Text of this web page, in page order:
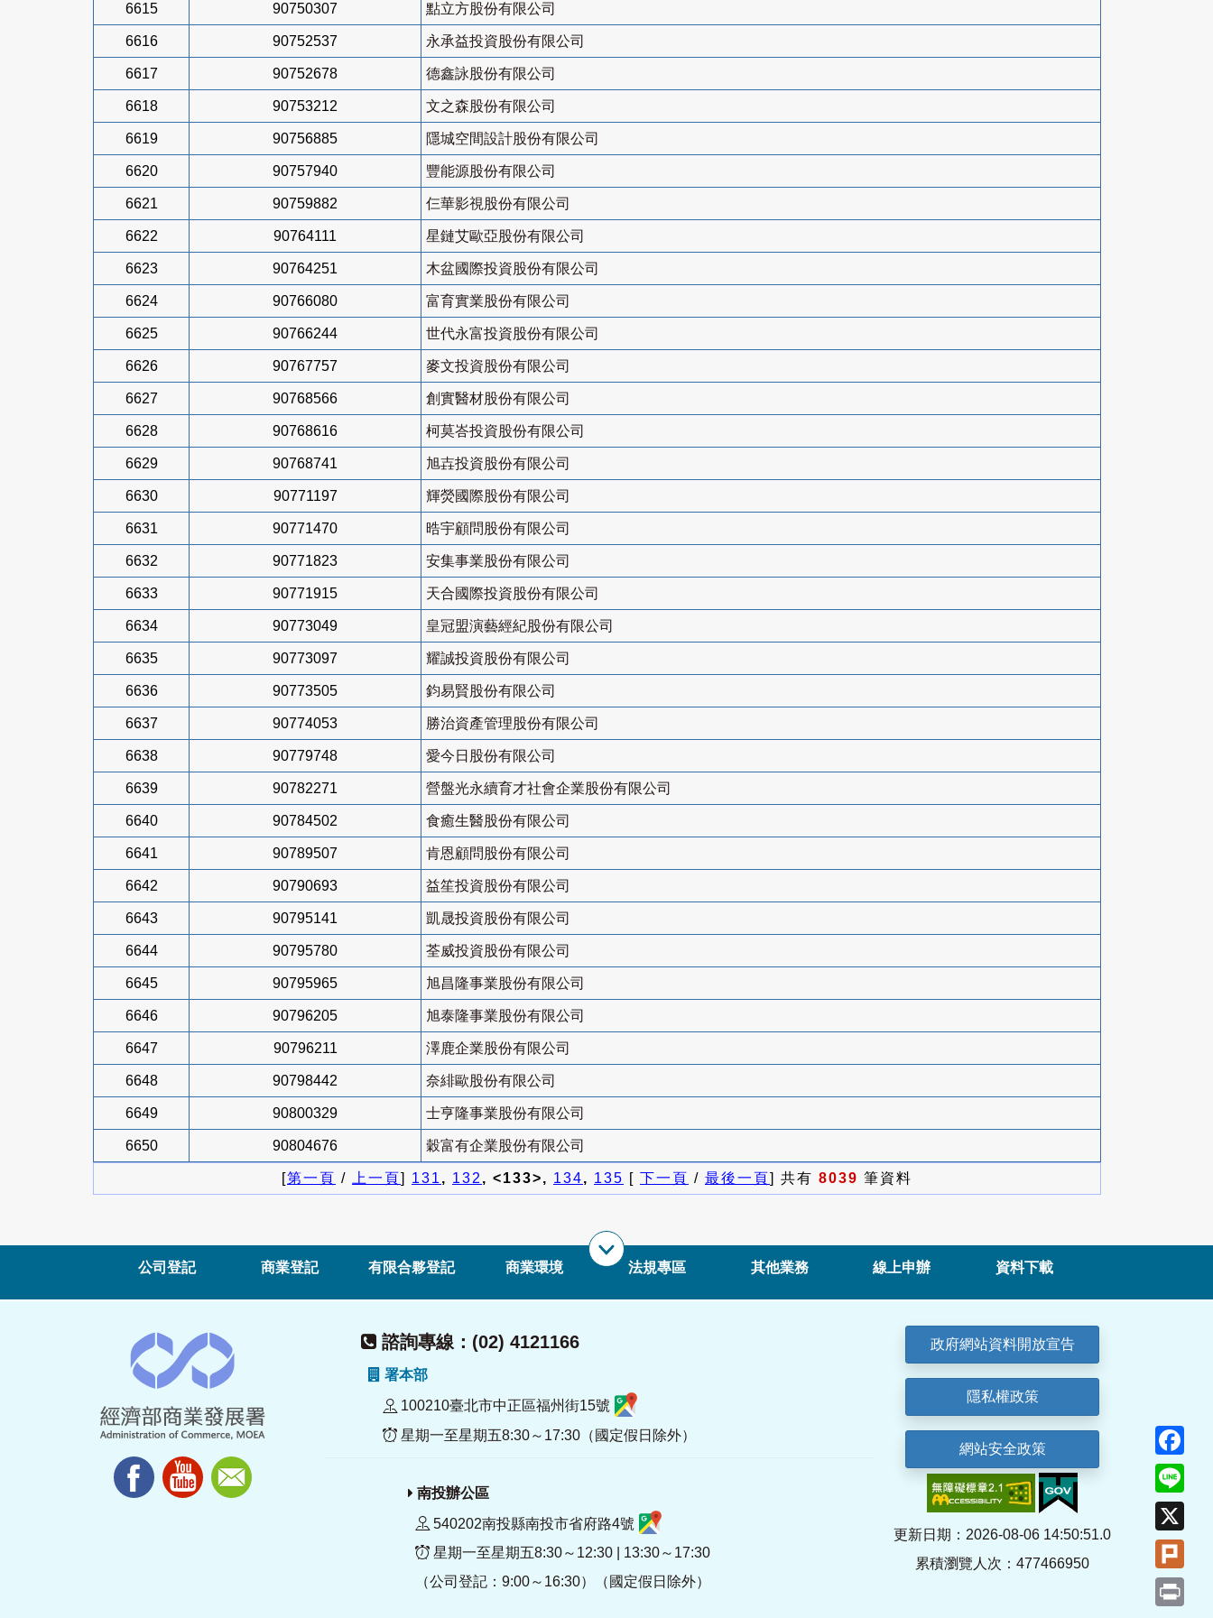
6615 90750307 點立方股份有限公司
6616 90752537 永承益投資股份有限公司
6617 90752678 德鑫詠股份有限公司
6618 90753212 文之森股份有限公司
6619 90756885 隱城空間設計股份有限公司
6620 90757940 豐能源股份有限公司
6621 90759882 仨華影視股份有限公司
6622 90764111 星鏈艾歐亞股份有限公司
6623 90764251 木盆國際投資股份有限公司
6624 90766080 富育實業股份有限公司
6625 90766244 世代永富投資股份有限公司
6626 90767757 麥文投資股份有限公司
6627 90768566 創實醫材股份有限公司
6628 90768616 柯莫峇投資股份有限公司
6629 90768741 旭壵投資股份有限公司
6630 90771197 輝熒國際股份有限公司
6631 90771470 晧宇顧問股份有限公司
6632 90771823 安集事業股份有限公司
6633 90771915 天合國際投資股份有限公司
6634 90773049 皇冠盟演藝經紀股份有限公司
6635 90773097 耀誠投資股份有限公司
6636 90773505 鈞易賢股份有限公司
6637 90774053 勝治資產管理股份有限公司
6638 90779748 愛今日股份有限公司
6639 90782271 營盤光永續育才社會企業股份有限公司
6640 90784502 食癒生醫股份有限公司
6641 90789507 肯恩顧問股份有限公司
6642 90790693 益笙投資股份有限公司
6643 90795141 凱晟投資股份有限公司
6644 90795780 荃威投資股份有限公司
6645 90795965 旭昌隆事業股份有限公司
6646 90796205 旭泰隆事業股份有限公司
6647 90796211 澤鹿企業股份有限公司
6648 90798442 奈緋歐股份有限公司
6649 90800329 士亨隆事業股份有限公司
6650 90804676 穀富有企業股份有限公司
[第一頁 / 上一頁] 131, 132, <133>, 134, 135 [ 下一頁 / 最後一頁] 共有 8039 筆資料
公司登記 商業登記 有限合夥登記 商業環境 法規專區 其他業務 線上申辦 資料下載
諮詢專線：(02) 4121166
署本部
100210臺北市中正區福州街15號
星期一至星期五8:30～17:30（國定假日除外）
南投辦公區
540202南投縣南投市省府路4號
星期一至星期五8:30～12:30 | 13:30～17:30
（公司登記：9:00～16:30）（國定假日除外）
政府網站資料開放宣告
隱私權政策
網站安全政策
更新日期：2026-08-06 14:50:51.0
累積瀏覽人次：477466950